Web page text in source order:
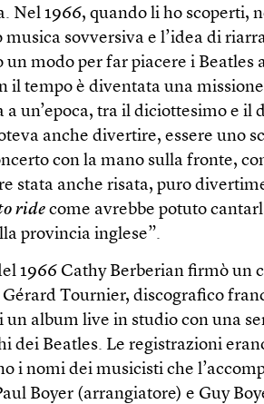
Nel 1966, quando li ho scoperti,
sovversiva e l’idea di
un modo per far piacere i Beatles
il tempo è diventata una
a un’epoca, tra il diciottesimo e il
anche divertire, essere uno
con la mano sulla fronte,
stata anche risata, puro
ride come avrebbe potuto
provincia inglese”.
1966 Cathy Berberian firmò un
Tournier, discografico
un album live in studio con una
dei Beatles. Le registrazioni
i nomi dei musicisti che
Boyer (arrangiatore) e Guy